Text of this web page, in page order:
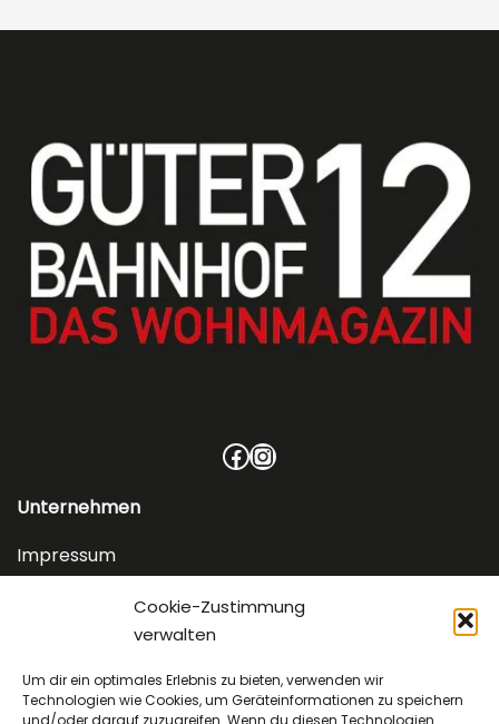
Cookie-Zustimmung
verwalten
Um dir ein optimales Erlebnis zu bieten, verwenden wir
Technologien wie Cookies, um Geräteinformationen zu speichern
und/oder darauf zuzugreifen. Wenn du diesen Technologien
Facebook
Instagram
Unternehmen
Impressum
Datenschutzerklärung
Kontakt